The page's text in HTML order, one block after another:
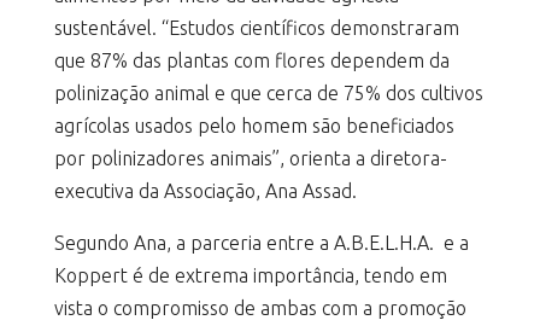
sustentável. “Estudos científicos demonstraram
que 87% das plantas com flores dependem da
polinização animal e que cerca de 75% dos cultivos
agrícolas usados pelo homem são beneficiados
por polinizadores animais”, orienta a diretora-
executiva da Associação, Ana Assad.
Segundo Ana, a parceria entre a A.B.E.L.H.A. e a
Koppert é de extrema importância, tendo em
vista o compromisso de ambas com a promoção